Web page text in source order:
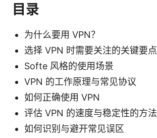
目录
为什么要用 VPN？
选择 VPN 时需要关注的关键要点
Softe 风格的使用场景
VPN 的工作原理与常见协议
如何正确使用 VPN
评估 VPN 的速度与稳定性的方法
如何识别与避开常见误区